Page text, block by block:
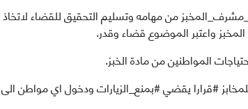
من مهامه وتسليم التحقيق للقضاء لاتخاذ
واعتبر الموضوع قضاء وقدر.
المواطنين من مادة الخبز.
#قرارا يقضي #بمنع_الزيارات ودخول اي مواطن الى